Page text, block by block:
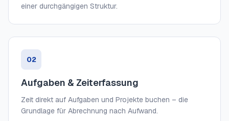
einer durchgängigen Struktur.
02
Aufgaben & Zeiterfassung
Zeit direkt auf Aufgaben und Projekte buchen – die
Grundlage für Abrechnung nach Aufwand.